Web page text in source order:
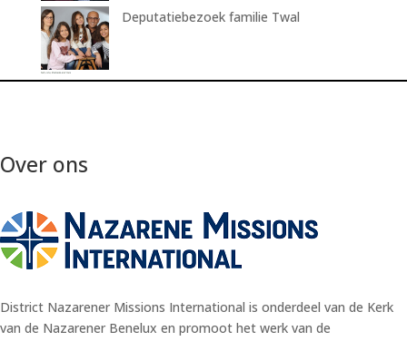
Deputatiebezoek familie Twal
Over ons
District Nazarener Missions International is onderdeel van de Kerk
van de Nazarener Benelux en promoot het werk van de